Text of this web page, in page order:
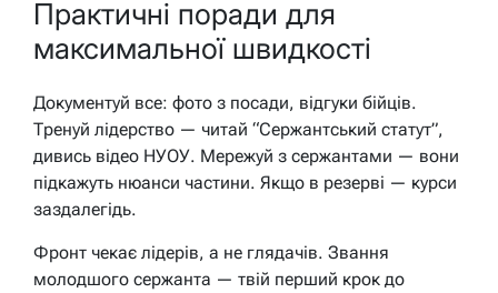
Практичні поради для
максимальної швидкості
Документуй все: фото з посади, відгуки бійців.
Тренуй лідерство — читай “Сержантський статут”,
дивись відео НУОУ. Мережуй з сержантами — вони
підкажуть нюанси частини. Якщо в резерві — курси
заздалегідь.
Фронт чекає лідерів, а не глядачів. Звання
молодшого сержанта — твій перший крок до